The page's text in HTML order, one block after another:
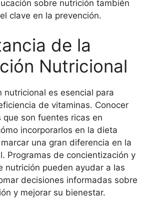
sobre nutrición también
clave en la prevención.
de la
Nutricional
nutricional es esencial para
de vitaminas. Conocer
que son fuentes ricas en
incorporarlos en la dieta
una gran diferencia en la
Programas de concientización y
nutrición pueden ayudar a las
decisiones informadas sobre
y mejorar su bienestar.